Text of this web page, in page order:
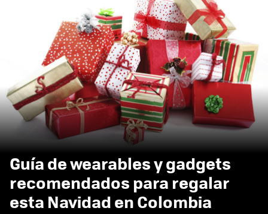
Guía de wearables y gadgets
recomendados para regalar
esta Navidad en Colombia